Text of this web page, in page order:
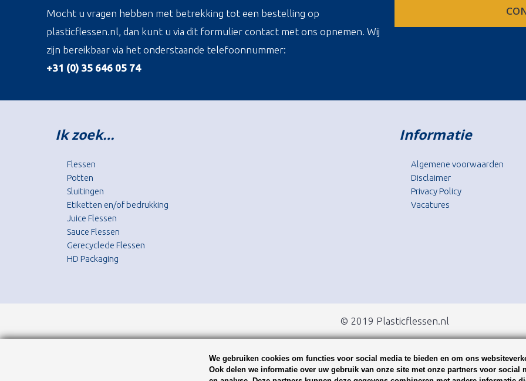
Mocht u vragen hebben met betrekking tot een bestelling op
plasticflessen.nl, dan kunt u via dit formulier contact met ons opnemen. Wij
zijn bereikbaar via het onderstaande telefoonnummer:
+31 (0) 35 646 05 74
Ik zoek…
Flessen
Potten
Sluitingen
Etiketten en/of bedrukking
Juice Flessen
Sauce Flessen
Gerecyclede Flessen
HD Packaging
Informatie
Algemene voorwaarden
Disclaimer
Privacy Policy
Vacatures
© 2019 Plasticflessen.nl
We gebruiken cookies om functies voor social media te bieden en om ons
Ook delen we informatie over uw gebruik van onze site met onze partners voor social